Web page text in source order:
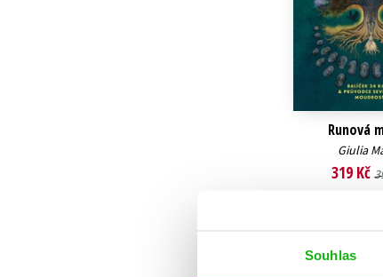
Souhlas
Runová
Giulia
319 Kč